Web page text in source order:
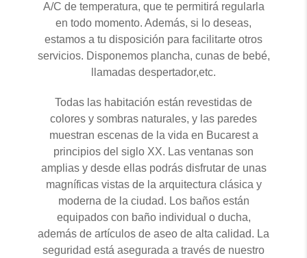
A/C de temperatura, que te permitirá regularla
en todo momento. Además, si lo deseas,
estamos a tu disposición para facilitarte otros
servicios. Disponemos plancha, cunas de bebé,
llamadas despertador,etc.
Todas las habitación están revestidas de
colores y sombras naturales, y las paredes
muestran escenas de la vida en Bucarest a
principios del siglo XX. Las ventanas son
amplias y desde ellas podrás disfrutar de unas
magníficas vistas de la arquitectura clásica y
moderna de la ciudad. Los baños están
equipados con baño individual o ducha,
además de artículos de aseo de alta calidad. La
seguridad está asegurada a través de nuestro